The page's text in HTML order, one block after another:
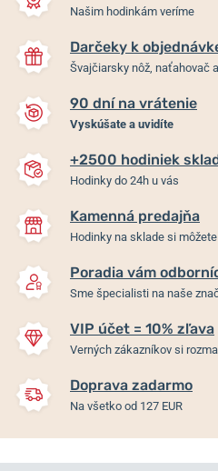
Našim hodinkám veríme
Darčeky k
Švajčiarsky nôž, naťahovač
90 dní na vrátenie
Vyskúšate a uvidíte
+2500 hodiniek
Hodinky do 24h u vás
Kamenná predajňa
Hodinky na sklade si
Poradia vám
Sme špecialisti na naše
VIP účet = 10% zľava
Verných zákazníkov si
Doprava zadarmo
Na všetko od 127 EUR